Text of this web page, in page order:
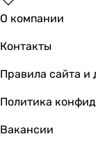
О компании
Контакты
Правила сайта и
Политика
Вакансии